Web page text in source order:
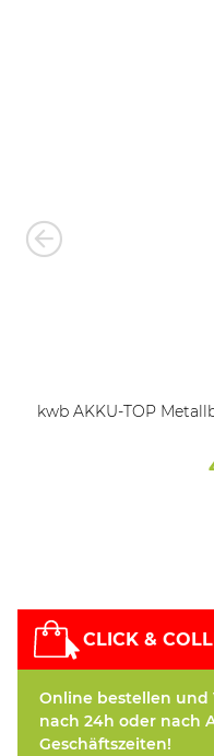
CLICK &
Online bestellen und
nach 24h oder nach
Geschäftszeiten!